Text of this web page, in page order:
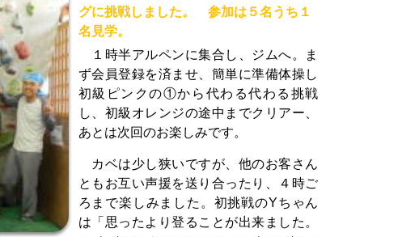
グに挑戦しました。 参加は５名うち１
名見学。
１時半アルペンに集合し、ジムへ。ま
ず会員登録を済ませ、簡単に準備体操し
初級ピンクの①から代わる代わる挑戦
し、初級オレンジの途中までクリアー、
あとは次回のお楽しみです。
カベは少し狭いですが、他のお客さん
ともお互い声援を送り合ったり、４時ご
ろまで楽しみました。初挑戦のYちゃん
は「思ったより登ることが出来ました。